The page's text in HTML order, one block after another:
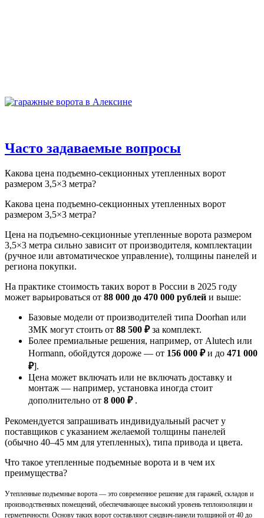
Часто задаваемые вопросы
Какова цена подъемно-секционных утепленных ворот
размером 3,5×3 метра?
Какова цена подъемно-секционных утепленных ворот
размером 3,5×3 метра?
Цена на подъемно-секционные утепленные ворота размером
3,5×3 метра сильно зависит от производителя, комплектации
(ручное или автоматическое управление), толщины панелей и
региона покупки.
На практике стоимость таких ворот в России в 2025 году
может варьироваться от 88 000 до 470 000 рублей и выше:
Базовые модели от производителей типа Doorhan или
ЗМК могут стоить от 88 500 ₽за комплект.
Более премиальные решения, например, от Alutech или
Hormann, обойдутся дороже — от 156 000 ₽и до 471 000
₽].
Цена может включать или не включать доставку и
монтаж — например, установка иногда стоит
дополнительно от 8 000 ₽.
Рекомендуется запрашивать индивидуальный расчет у
поставщиков с указанием желаемой толщины панелей
(обычно 40–45 мм для утепленных), типа привода и цвета.
Что такое утепленные подъемные ворота и в чем их
преимущества?
Утепленные подъемные ворота — это современное решение для гаражей, складов и
производственных помещений, обеспечивающее высокий уровень теплоизоляции и
герметичности. Основу таких ворот составляют сэндвич-панели толщиной от 40 до